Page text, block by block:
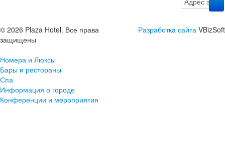
© 2026 Plaza Hotel. Все права
защищены
Разработка сайтаVBizSoft
Номера и Люксы
Бары и рестораны
Спа
Информация о городе
Конференции и мероприятия